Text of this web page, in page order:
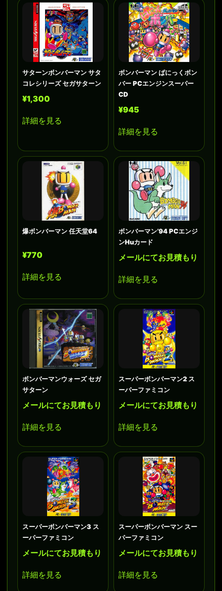
サターンボンバーマン サタ
コレシリーズ セガサターン
¥1,300
詳細を見る
ボンバーマン ぱにっくボン
バー PCエンジンスーパー
CD
¥945
詳細を見る
爆ボンバーマン 任天堂64
¥770
詳細を見る
ボンバーマン’94 PCエンジ
ンHuカード
メールにてお見積もり
詳細を見る
ボンバーマンウォーズ セガ
サターン
メールにてお見積もり
詳細を見る
スーパーボンバーマン2 ス
ーパーファミコン
メールにてお見積もり
詳細を見る
スーパーボンバーマン3 ス
ーパーファミコン
メールにてお見積もり
詳細を見る
スーパーボンバーマン スー
パーファミコン
メールにてお見積もり
詳細を見る